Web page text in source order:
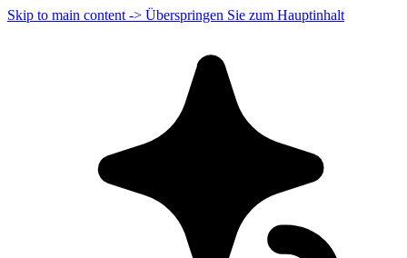
Skip to main content -> Überspringen Sie zum Hauptinhalt